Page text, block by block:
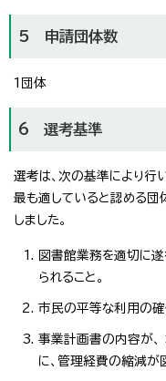
5 申請団体数
1団体
6 選考基準
選考は、次の基準により行
最も適していると認める団
しました。
図書館業務を適切に遂
られること。
市民の平等な利用の確
事業計画書の内容が
に、管理経費の縮減が